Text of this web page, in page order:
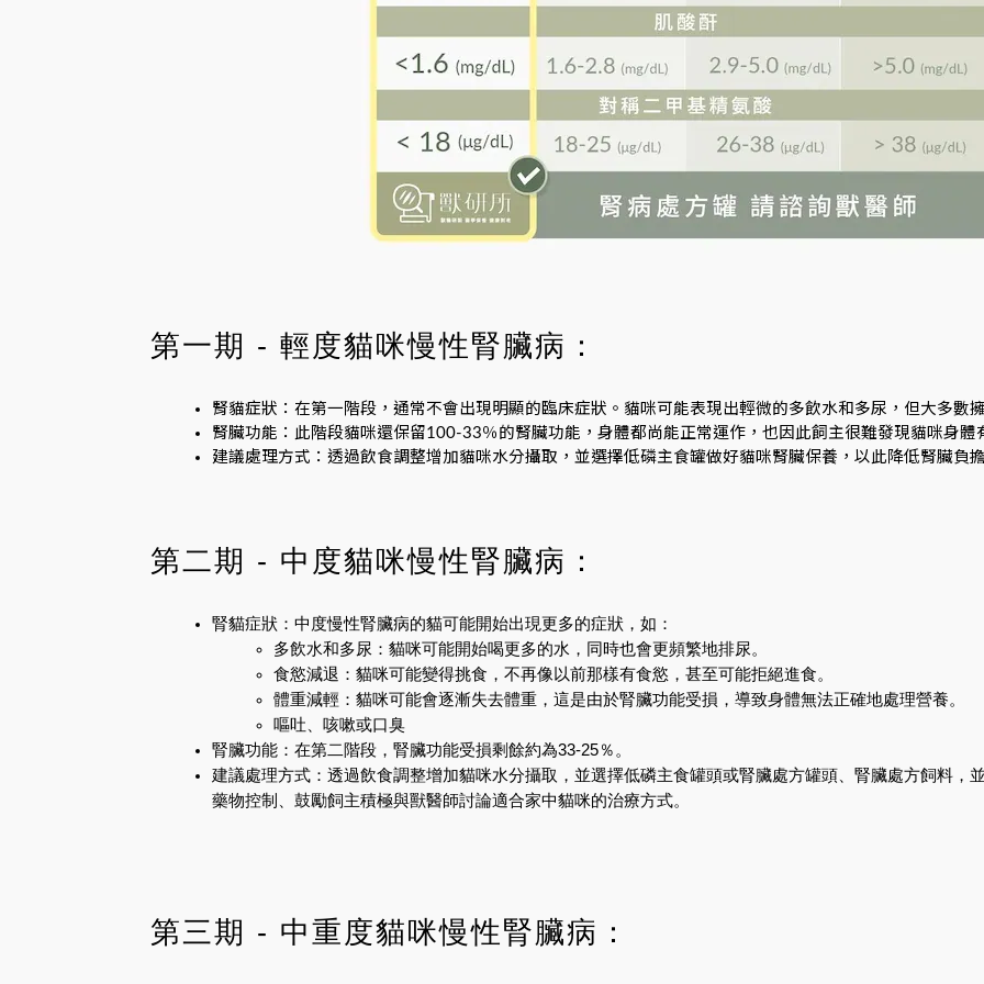
第一期 - 輕度貓咪慢性腎臟病：
腎貓症狀：在第一階段，通常不會出現明顯的臨床症狀。貓咪可能表現出輕微的多飲水和多尿，但大多數
腎臟功能：此階段貓咪還保留100-33％的腎臟功能，身體都尚能正常運作，也因此飼主很難發現貓咪身體
建議處理方式：透過飲食調整增加貓咪水分攝取，並選擇低磷主食罐做好貓咪腎臟保養，以此降低腎臟負
第二期 - 中度貓咪慢性腎臟病：
腎貓症狀：中度慢性腎臟病的貓可能開始出現更多的症狀，如：
多飲水和多尿：貓咪可能開始喝更多的水，同時也會更頻繁地排尿。
食慾減退：貓咪可能變得挑食，不再像以前那樣有食慾，甚至可能拒絕進食。
體重減輕：貓咪可能會逐漸失去體重，這是由於腎臟功能受損，導致身體無法正確地處理營養。
嘔吐、咳嗽或口臭
腎臟功能：在第二階段，腎臟功能受損剩餘約為33-25％。
建議處理方式：透過飲食調整增加貓咪水分攝取，並選擇低磷主食罐頭或腎臟處方罐頭、腎臟處方飼料，
藥物控制、鼓勵飼主積極與獸醫師討論適合家中貓咪的治療方式。
第三期 - 中重度貓咪慢性腎臟病：